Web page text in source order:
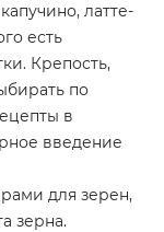
латте-
есть
Крепость,
по
в
введение
для зерен,
зерна.